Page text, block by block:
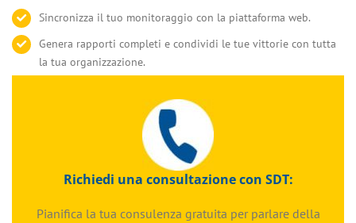
Sincronizza il tuo monitoraggio con la piattaforma web.
Genera rapporti completi e condividi le tue vittorie con tutta
la tua organizzazione.
Richiedi una consultazione con SDT:
Pianifica la tua consulenza gratuita per parlare della